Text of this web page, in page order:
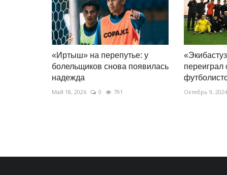
«Иртыш» на перепутье: у
болельщиков снова появилась
надежда
Май 18, 2026 0 791
переиграл
Октябрь 9, 2024